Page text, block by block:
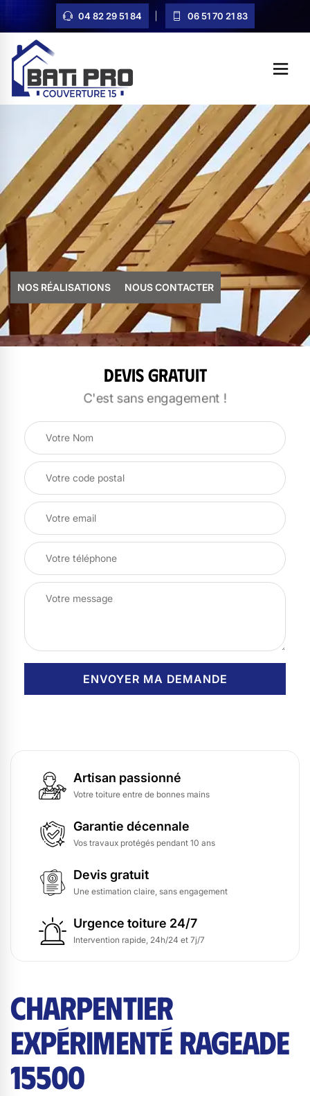
04 82 29 51 84 06 51 70 21 83
NOS RÉALISATIONS NOUS CONTACTER
Devis gratuit
C'est sans engagement !
Artisan passionné
Votre toiture entre de bonnes mains
Garantie décennale
Vos travaux protégés pendant 10 ans
Devis gratuit
Une estimation claire, sans engagement
Urgence toiture 24/7
Intervention rapide, 24h/24 et 7j/7
CHARPENTIER
EXPÉRIMENTÉ RAGEADE
15500